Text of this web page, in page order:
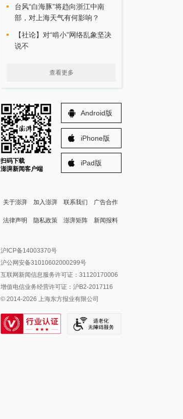
台风“白海豚”将趋向浙江中南
部，对上海天气有何影响？
【社论】对“啃小”网络乱象坚决
说不
查看更多
扫码下载
澎湃新闻客户端
Android版
iPhone版
iPad版
关于澎湃 加入澎湃 联系我们 广告合作
法律声明 隐私政策 澎湃矩阵
澎湃新闻公众号
澎湃新闻抖音号
派生万物开放平台
IP SHANGHAI
SIXTH TONE
新闻报料
报料邮箱: news@thepaper.cn
沪ICP备14003370号
沪公网安备31010602000299号
互联网新闻信息服务许可证：31120170006
增值电信业务经营许可证：沪B2-2017116
© 2014-2026 上海东方报业有限公司